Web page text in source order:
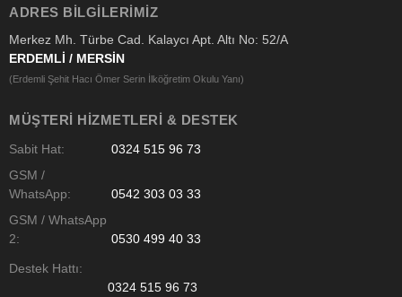
ADRES BILGILERIMIZ
Merkez Mh. Türbe Cad. Kalaycı Apt. Altı No: 52/A
ERDEMLİ / MERSİN
(Erdemli Şehit Hacı Ömer Serin İlköğretim Okulu Yanı)
MÜŞTERI HIZMETLERI & DESTEK
Sabit Hat:
0324 515 96 73
GSM /
WhatsApp:
0542 303 03 33
GSM / WhatsApp
2:
0530 499 40 33
Destek Hattı:
0324 515 96 73